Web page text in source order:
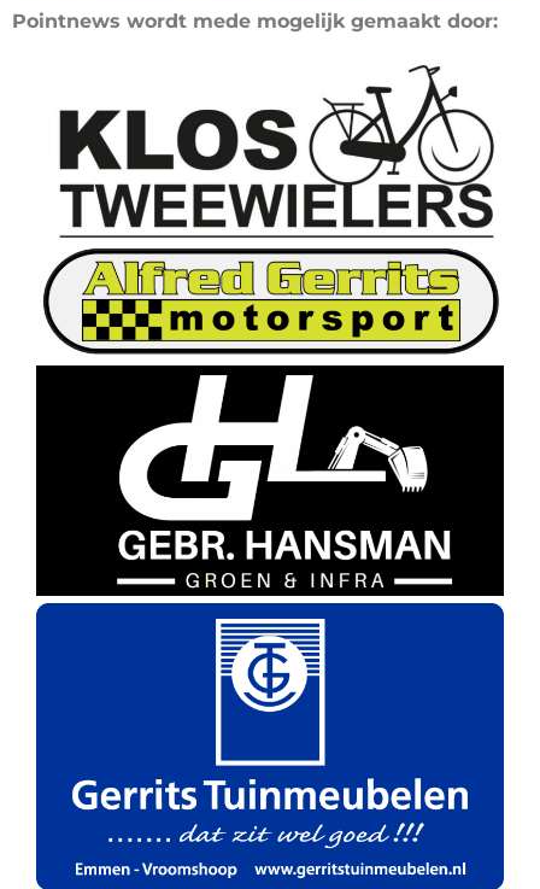
Pointnews wordt mede mogelijk gemaakt door: